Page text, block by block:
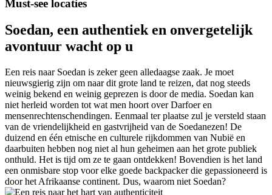
Must-see locaties
Soedan, een authentiek en onvergetelijk
avontuur wacht op u
Een reis naar Soedan is zeker geen alledaagse zaak. Je moet
nieuwsgierig zijn om naar dit grote land te reizen, dat nog steeds
weinig bekend en weinig geprezen is door de media. Soedan kan
niet herleid worden tot wat men hoort over Darfoer en
mensenrechtenschendingen. Eenmaal ter plaatse zul je versteld staan
van de vriendelijkheid en gastvrijheid van de Soedanezen! De
duizend en één etnische en culturele rijkdommen van Nubië en
daarbuiten hebben nog niet al hun geheimen aan het grote publiek
onthuld. Het is tijd om ze te gaan ontdekken! Bovendien is het land
een onmisbare stop voor elke goede backpacker die gepassioneerd is
door het Afrikaanse continent. Dus, waarom niet Soedan?